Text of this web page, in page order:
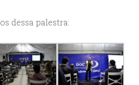
dessa palestra: